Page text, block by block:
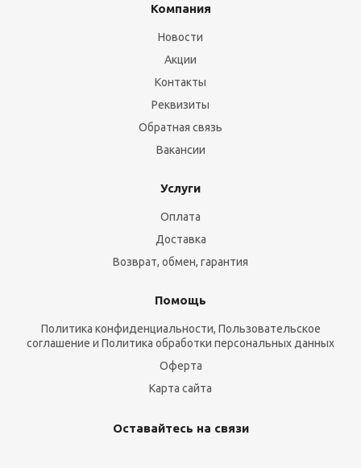
Компания
Новости
Акции
Контакты
Реквизиты
Обратная связь
Вакансии
Услуги
Оплата
Доставка
Возврат, обмен, гарантия
Помощь
Политика конфиденциальности, Пользовательское
соглашение и Политика обработки персональных данных
Оферта
Карта сайта
Оставайтесь на связи